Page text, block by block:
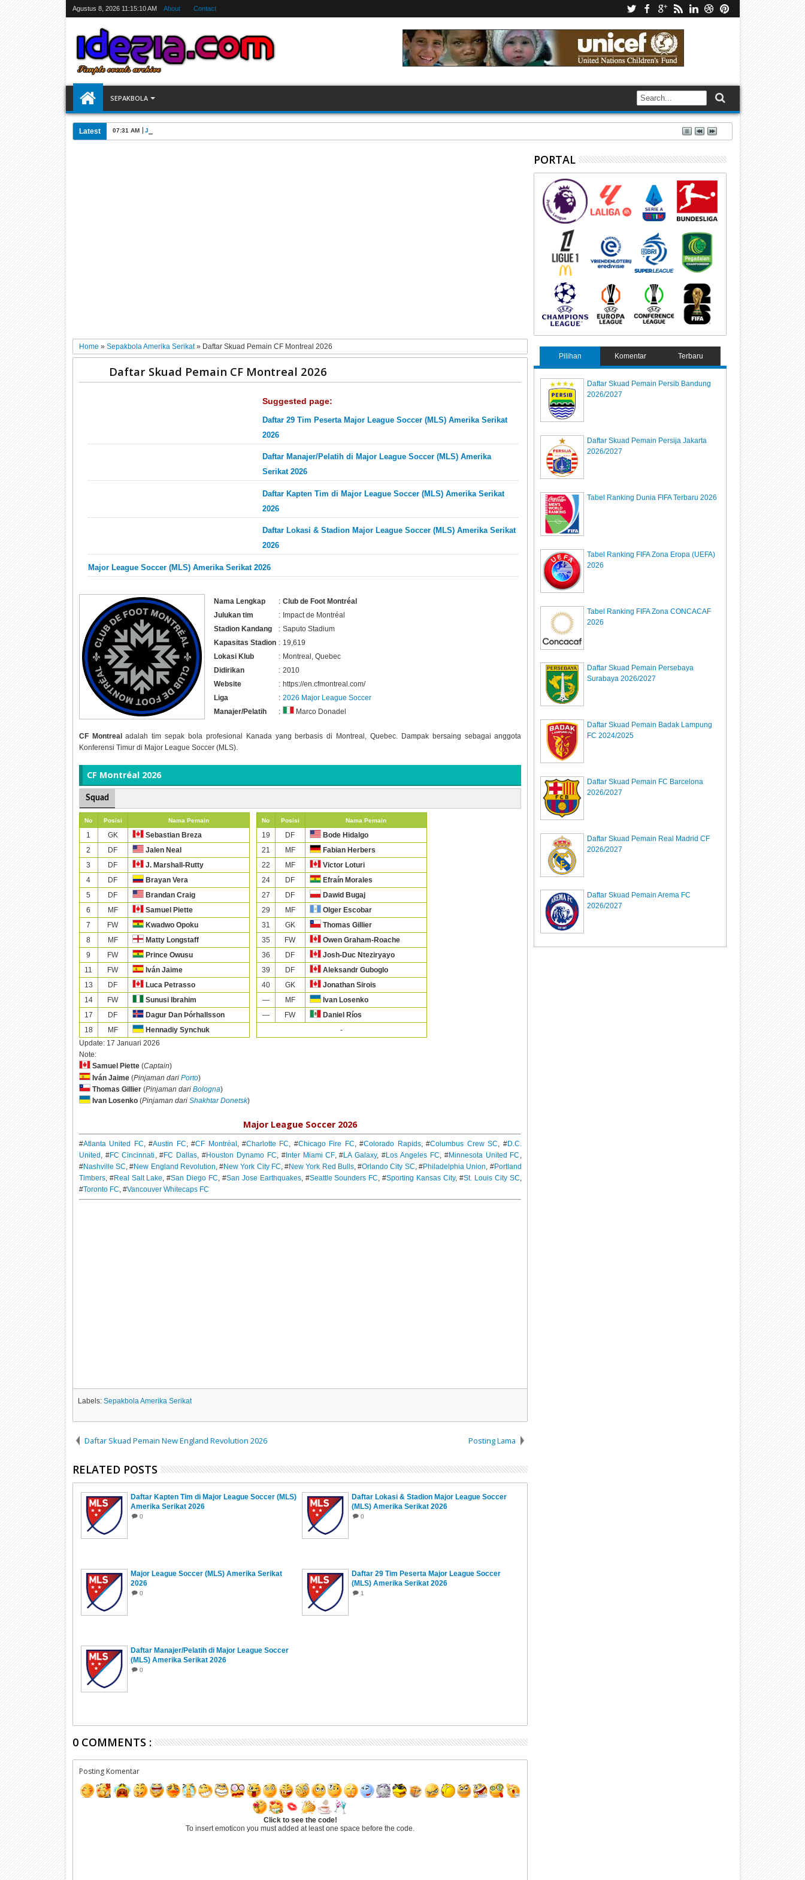
Agustus 8, 2026 11:15:10 AM About Contact
SEPAKBOLA
Latest 07:31 AM Jadwal Siarang Langsung TV Piala Dunia FIFA 2026
Home » Sepakbola Amerika Serikat» Daftar Skuad Pemain CF Montreal 2026
Daftar Skuad Pemain CF Montreal 2026
Suggested page:
Daftar 29 Tim Peserta Major League Soccer (MLS) Amerika Serikat
2026
Daftar Manajer/Pelatih di Major League Soccer (MLS) Amerika
Serikat 2026
Daftar Kapten Tim di Major League Soccer (MLS) Amerika Serikat
2026
Daftar Lokasi & Stadion Major League Soccer (MLS) Amerika Serikat
2026
Major League Soccer (MLS) Amerika Serikat 2026
Nama Lengkap : Club de Foot Montréal
Julukan tim
: Impact de Montréal
Stadion Kandang
: Saputo Stadium
Kapasitas Stadion : 19,619
Lokasi Klub
: Montreal, Quebec
Didirikan
: 2010
Website
: https://en.cfmontreal.com/
Liga
: 2026 Major League Soccer
Manajer/Pelatih
: Marco Donadel
CF Montrealadalah tim sepak bola profesional Kanada yang berbasis di Montreal, Quebec. Dampak bersaing sebagai anggota
Konferensi Timur di Major League Soccer (MLS).
CF Montréal 2026
Squad
No Posisi Nama Pemain
1 GK
Sebastian Breza
2
DF
Jalen Neal
3
DF
J. Marshall-Rutty
4
DF
Brayan Vera
5
DF
Brandan Craig
6
MF
Samuel Piette
7
FW
Kwadwo Opoku
8
MF
Matty Longstaff
9
FW
Prince Owusu
11
FW
Iván Jaime
13
DF
Luca Petrasso
14
FW
Sunusi Ibrahim
17
DF
Dagur Dan Þórhallsson
18
MF Hennadiy Synchuk
No Posisi Nama Pemain
19 DF
Bode Hidalgo
21
MF
Fabian Herbers
22
MF
Victor Loturi
24
DF
Efraín Morales
27
DF
Dawid Bugaj
29
MF
Olger Escobar
31
GK
Thomas Gillier
35
FW
Owen Graham-Roache
36
DF
Josh-Duc Nteziryayo
39
DF
Aleksandr Guboglo
40
GK
Jonathan Sirois
—
MF
Ivan Losenko
—
FW
Daniel Ríos
-
Update: 17 Januari 2026
Note:
Samuel Piette(Captain)
Iván Jaime(Pinjaman dari Porto)
Thomas Gillier(Pinjaman dari Bologna)
Ivan Losenko(Pinjaman dari Shakhtar Donetsk)
Major League Soccer 2026
#Atlanta United FC , #Austin FC , #CF Montréal , #Charlotte FC , #Chicago Fire FC , #Colorado Rapids, #Columbus Crew SC , #D.C.
United , #FC Cincinnati , #FC Dallas , #Houston Dynamo FC , #Inter Miami CF, #LA Galaxy, #Los Angeles FC , #Minnesota United FC
#Nashville SC , #New England Revolution , #New York City FC , #New York Red Bulls, #Orlando City SC , #Philadelphia Union , #Portland
Timbers, #Real Salt Lake , #San Diego FC , #San Jose Earthquakes, #Seattle Sounders FC , #Sporting Kansas City, #St. Louis City SC
#Toronto FC , #Vancouver Whitecaps FC
Labels: Sepakbola Amerika Serikat
Daftar Skuad Pemain New England Revolution 2026 Posting Lama
RELATED POSTS
Daftar Kapten Tim di Major League Soccer (MLS)
Amerika Serikat 2026
0
Daftar Lokasi & Stadion Major League Soccer
(MLS) Amerika Serikat 2026
0
Major League Soccer (MLS) Amerika Serikat
2026
0
Daftar 29 Tim Peserta Major League Soccer
(MLS) Amerika Serikat 2026
1
Daftar Manajer/Pelatih di Major League Soccer
(MLS) Amerika Serikat 2026
0
0 COMMENTS :
Posting Komentar
Click to see the code!
To insert emoticon you must added at least one space before the code.
PORTAL
Pilihan Komentar Terbaru
Daftar Skuad Pemain Persib Bandung
2026/2027
Daftar Skuad Pemain Persija Jakarta
2026/2027
Tabel Ranking Dunia FIFA Terbaru 2026
Tabel Ranking FIFA Zona Eropa (UEFA)
2026
Tabel Ranking FIFA Zona CONCACAF
2026
Daftar Skuad Pemain Persebaya
Surabaya 2026/2027
Daftar Skuad Pemain Badak Lampung
FC 2024/2025
Daftar Skuad Pemain FC Barcelona
2026/2027
Daftar Skuad Pemain Real Madrid CF
2026/2027
Daftar Skuad Pemain Arema FC
2026/2027